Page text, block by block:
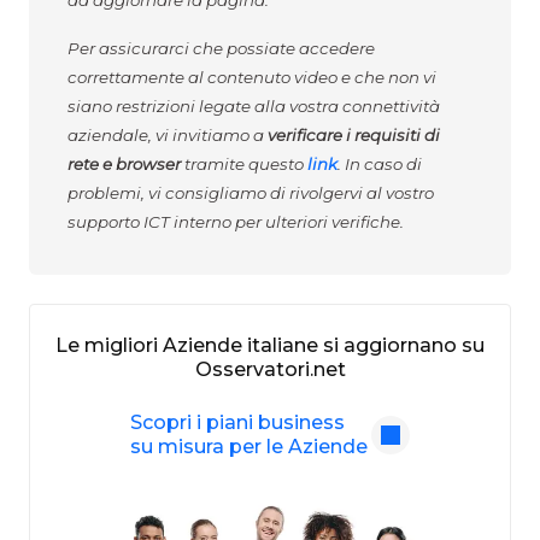
Per assicurarci che possiate accedere
correttamente al contenuto video e che non vi
siano restrizioni legate alla vostra connettività
aziendale, vi invitiamo averificare i requisiti di
rete e browsertramite questolink. In caso di
problemi, vi consigliamo di rivolgervi al vostro
supporto ICT interno per ulteriori verifiche.
Le migliori Aziende italiane si aggiornano su
Osservatori.net
Scopri i piani business
su misura per le Aziende